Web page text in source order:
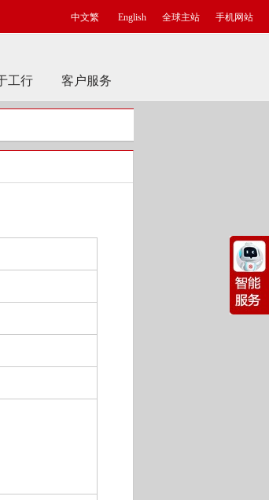
中文繁 English 全球主站 手机网站
工行 客户服务